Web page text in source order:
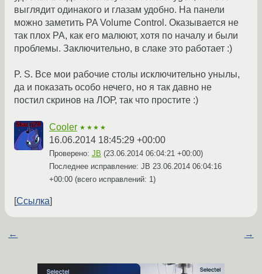
выглядит одинакого и глазам удобно. На панели
можно заметить PA Volume Control. Оказывается не
так плох PA, как его малюют, хотя по началу и были
проблемы. Заключительно, в слаке это работает :)
P. S. Все мои рабочие столы исключительно унылы,
да и показать особо нечего, но я так давно не
постил скринов на ЛОР, так что простите :)
Cooler ★★★★
16.06.2014 18:45:29 +00:00
Проверено: JB (23.06.2014 06:04:21 +00:00)
Последнее исправление: JB 23.06.2014 06:04:16
+00:00 (всего исправлений: 1)
Ссылка
← →